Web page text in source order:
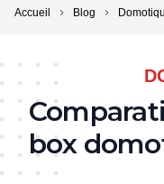
Accueil Blog
box